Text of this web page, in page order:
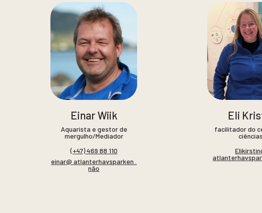
Einar Wiik
Aquarista e gestor de
mergulho/Mediador
(+47) 469 88 110
einar@ atlanterhavsparken .
não
Eli
facilitador do
ciências